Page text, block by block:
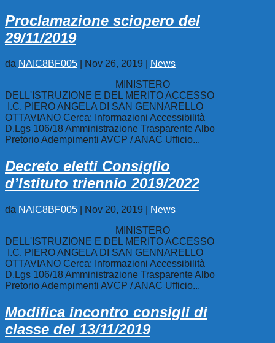
Proclamazione sciopero del
29/11/2019
da NAIC8BF005 Nov 26, 2019
News
MINISTERO
DELL'ISTRUZIONE E DEL MERITO ACCESSO
I.C. PIERO ANGELA DI SAN GENNARELLO
OTTAVIANO Cerca: Informazioni Accessibilità
D.Lgs 106/18 Amministrazione Trasparente Albo
Pretorio Adempimenti AVCP / ANAC Ufficio...
Decreto eletti Consiglio
d’Istituto triennio 2019/2022
da NAIC8BF005 Nov 20, 2019
News
MINISTERO
DELL'ISTRUZIONE E DEL MERITO ACCESSO
I.C. PIERO ANGELA DI SAN GENNARELLO
OTTAVIANO Cerca: Informazioni Accessibilità
D.Lgs 106/18 Amministrazione Trasparente Albo
Pretorio Adempimenti AVCP / ANAC Ufficio...
Modifica incontro consigli di
classe del 13/11/2019